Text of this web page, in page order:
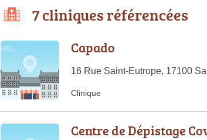
7 cliniques référencées
Capado
16 Rue Saint-Eutrope, 17100
Clinique
Centre de Dépistage